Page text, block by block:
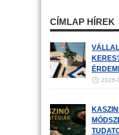
CÍMLAP HÍREK
2026-